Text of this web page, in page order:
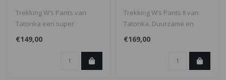
Trekking W’s Pants van
Tatonka een super
duurzame trekking-broek
gemaakt van e..
€149,00
Trekking W’s Pants II van
Tatonka. Duurzame en
comfortabele trekking- en
wande..
€169,00